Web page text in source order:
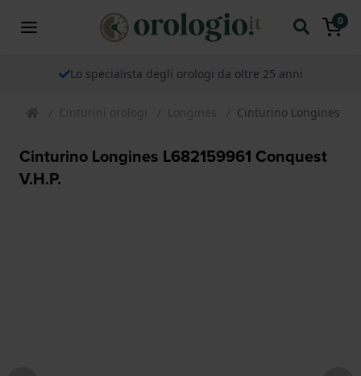
0
Lo specialista degli orologi da oltre 25 anni
Cinturini orologi Longines Cinturino Longines
Cinturino Longines L682159961 Conquest
V.H.P.